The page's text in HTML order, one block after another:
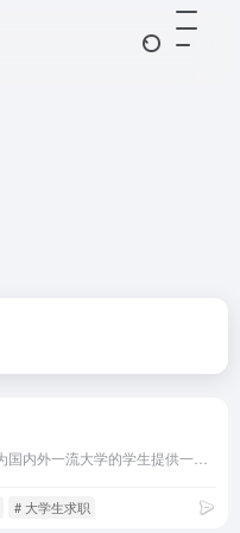
# 大学生求职